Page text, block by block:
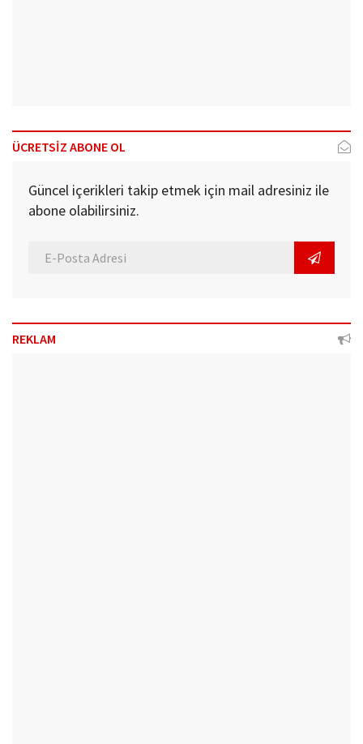
ÜCRETSİZ ABONE OL
Güncel içerikleri takip etmek için mail adresiniz ile
abone olabilirsiniz.
REKLAM